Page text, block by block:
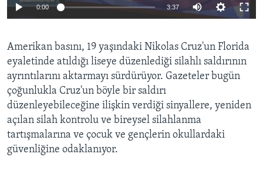
HAYATTAN
BIZI TAKIP EDIN
Diller
0:00 3:37
Amerikan basını, 19 yaşındaki Nikolas Cruz'un Florida
eyaletinde atıldığı liseye düzenlediği silahlı saldırının
ayrıntılarını aktarmayı sürdürüyor. Gazeteler bugün
çoğunlukla Cruz'un böyle bir saldırı
düzenleyebileceğine ilişkin verdiği sinyallere, yeniden
açılan silah kontrolu ve bireysel silahlanma
tartışmalarına ve çocuk ve gençlerin okullardaki
güvenliğine odaklanıyor.